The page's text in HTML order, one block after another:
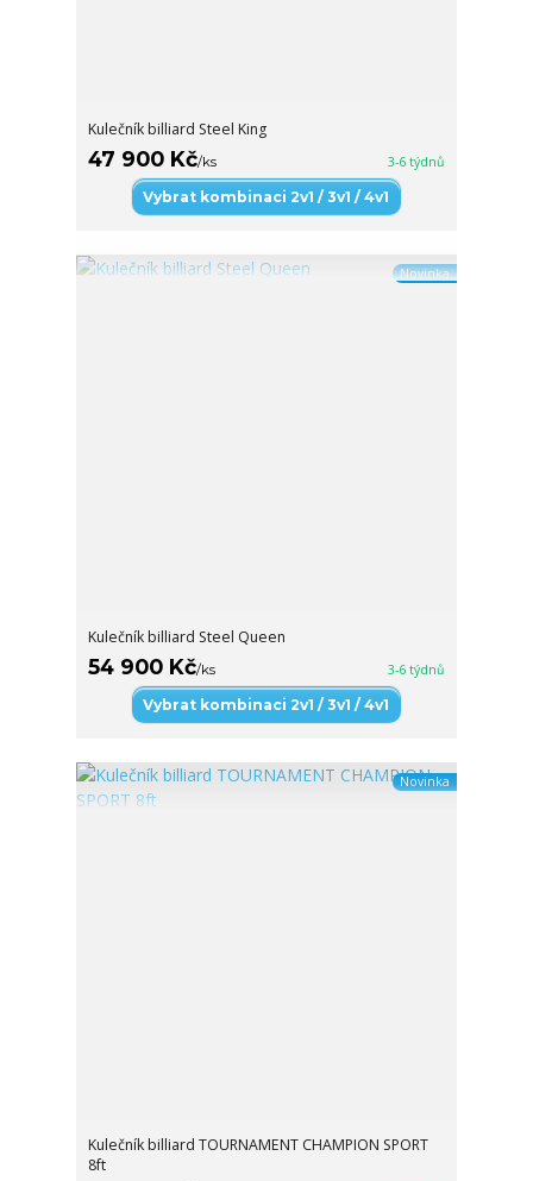
Kulečník billiard Steel King
47 900 Kč/ks 3-6 týdnů
Vybrat kombinaci 2v1 / 3v1 / 4v1
Novinka
Kulečník billiard Steel Queen
54 900 Kč/ks 3-6 týdnů
Vybrat kombinaci 2v1 / 3v1 / 4v1
Novinka
Kulečník billiard TOURNAMENT CHAMPION SPORT
8ft